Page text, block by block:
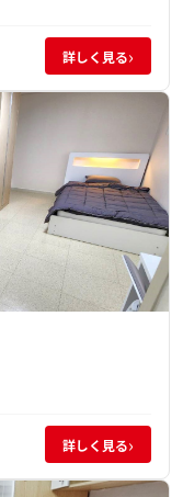
詳しく見る›
詳しく見る›